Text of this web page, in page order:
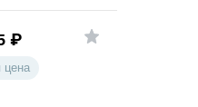
₽
цена